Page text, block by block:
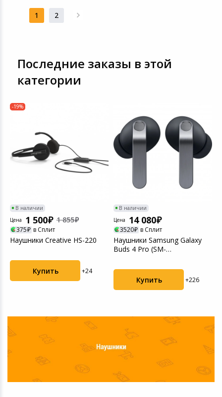
1 2
Последние заказы в этой
категории
-19%
В наличии
Цена
1 500 1 855
375 в Сплит
Наушники Creative HS-220
Купить +24
В наличии
Цена
14 080
3520 в Сплит
Наушники Samsung Galaxy
Buds 4 Pro (SM-
Купить +226